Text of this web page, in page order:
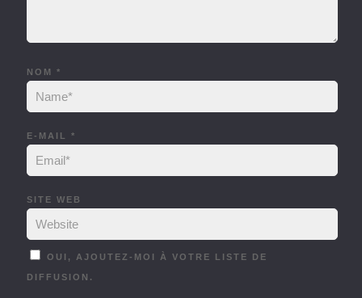
NOM *
E-MAIL *
SITE WEB
OUI, AJOUTEZ-MOI À VOTRE LISTE DE
DIFFUSION.